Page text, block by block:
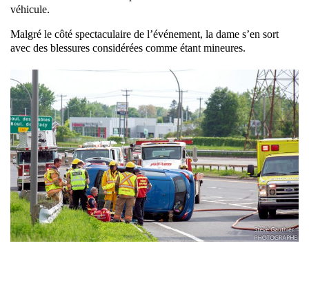
véhicule.
Malgré le côté spectaculaire de l’événement, la dame s’en sort
avec des blessures considérées comme étant mineures.